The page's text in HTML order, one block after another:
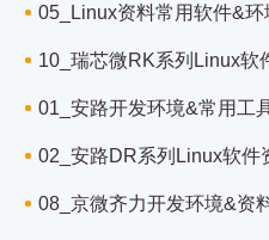
05_Linux资料常用软件&
10_瑞芯微RK系列Linux软
01_安路开发环境&常用工
02_安路DR系列Linux软件
08_京微齐力开发环境&资